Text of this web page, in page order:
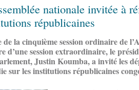
nationale invitée à
républicaines
la cinquième session ordinaire de
d’une session extraordinaire, le
Justin Koumba, a invité les
sur les institutions républicaines